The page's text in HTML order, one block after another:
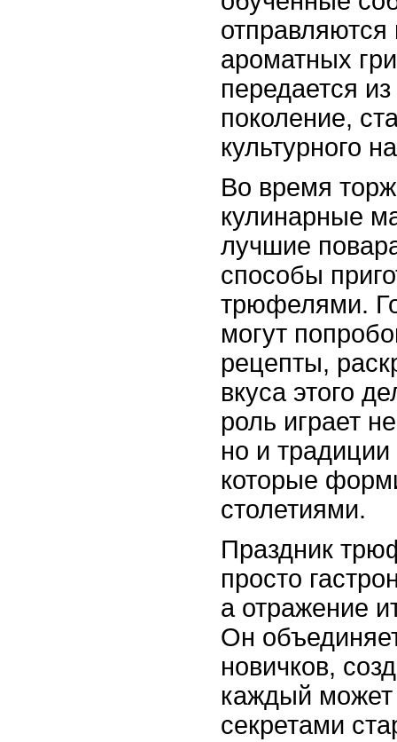
отправляются
ароматных
передается
поколение,
культурного
Во время
кулинарные
лучшие
способы
трюфелями.
могут
рецепты,
вкуса этого
роль играет
но и традиции
которые
столетиями.
Праздник
просто
а отражение
Он
новичков,
каждый может
секретами